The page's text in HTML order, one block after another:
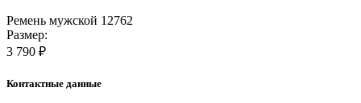
Ремень мужской 12762
Размер:
3 790 ₽
Контактные данные